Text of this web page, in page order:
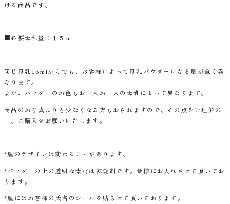
ける商品です。
■必要母乳量：１５ｍｌ
同じ母乳15mlからでも、お客様によって母乳パウダーになる量が全く異
なります。
また、パウダーのお色もお一人お一人の母乳によって異なります。
商品のお写真よりも少なくなる方もおられますので、その点をご理解の
上、ご購入をお願いいたします。
*瓶のデザインは変わることがあります。
*パウダーの上の透明な素材は乾燥剤です。皆様にお入れさせて頂いてお
ります。
*瓶にはお客様の氏名のシールを貼らせて頂いております。